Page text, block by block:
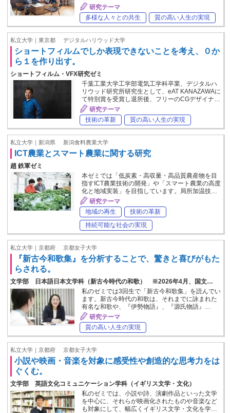
研究テーマ
多様な人々との共生
質の高い人生の実現
私立大学｜東京都 デジタルハリウッド大学
ショートフィルムでしか表現できないことを考え、０か
ら１を作り出す。
ショートフィルム・VFX研究ゼミ
千葉工業大学工学部電気工学科卒業、デジタルハ
リウッド研究所研究生として、eAT KANAZAWAに
て特別賞を受賞し退所後、フリーのCGデザイナ…
研究テーマ
技術の革新
質の高い人生の実現
私立大学｜新潟県 新潟食料農業大学
ICT農業とスマート農業に関する研究
趙 鉄軍ゼミ
本ゼミでは「低炭素・高収量・高品質農産物を目
指すICT農業技術の開発」や「スマート農業の高度
化と地域実装」を目指しています。局所加温技…
研究テーマ
地域の再生
技術の革新
持続可能な社会の実現
私立大学｜京都府 京都女子大学
『新古今和歌集』を分析することで、驚きと喜びがもた
らされる。
文学部 日本語日本文学科（新古今時代の和歌） ※2026年4月、国文…
私のゼミでは3回生で「新古今和歌集」を読んでい
ます。新古今時代の和歌は、それまでに詠まれた
有名な和歌や、『伊勢物語』、『源氏物語』…
研究テーマ
質の高い人生の実現
私立大学｜京都府 京都女子大学
小説や映画・音楽を対象に感受性や創造的な思考力をは
ぐくむ。
文学部 英語文化コミュニケーション学科（イギリス文学・文化）
私のゼミでは、小説や詩、演劇作品といった文学
を中心に、それらが映画化されたものや音楽など
も対象にして、幅広くイギリス文学・文化を学…